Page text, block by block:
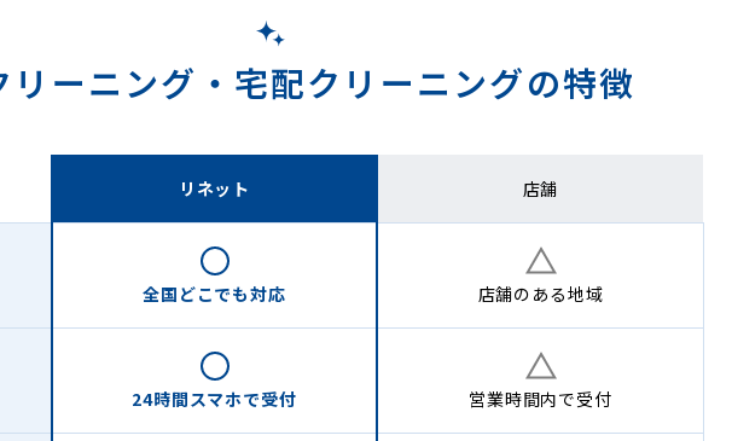
リーニング・ 宅配クリーニングの特徴
リネット 店舗
全国どこでも対応 店舗の ある地域
24時間スマホで受付 営業時間内で受付